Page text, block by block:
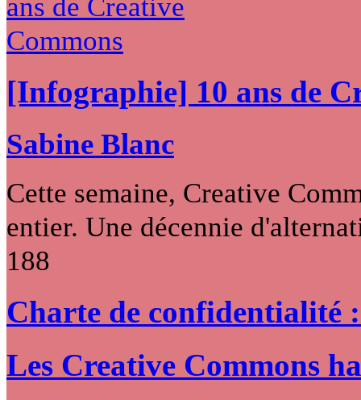
[Infographie] 10 ans de
Sabine Blanc
Cette semaine, Creative
entier. Une décennie
188
Charte de confidentialité
Les Creative Commons